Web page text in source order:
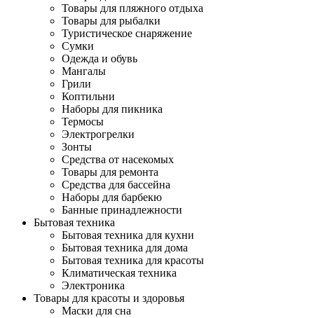
Товары для пляжного отдыха
Товары для рыбалки
Туристическое снаряжение
Сумки
Одежда и обувь
Мангалы
Грили
Коптильни
Наборы для пикника
Термосы
Электрогрелки
Зонты
Средства от насекомых
Товары для ремонта
Средства для бассейна
Наборы для барбекю
Банные принадлежности
Бытовая техника
Бытовая техника для кухни
Бытовая техника для дома
Бытовая техника для красоты
Климатическая техника
Электроника
Товары для красоты и здоровья
Маски для сна